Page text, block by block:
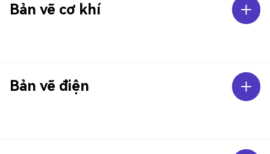
Bản vẽ cơ khí
Bản vẽ điện